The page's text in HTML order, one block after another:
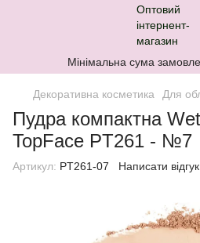
Мінімальна сума
Декоративна косметика Для
Пудра компактна
TopFace PT261 - №7
Артикул: PT261-07 Написати відгук